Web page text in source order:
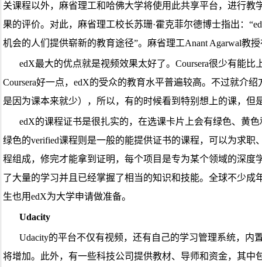
关课程以外，麻省理工和哈佛大学将使用此共享平台，进行
果的评价。对此，麻省理工校长苏珊·霍克菲尔德博士指出：
机会的人们提供崭新的教育途径”。麻省理工Anant Agarwal教
edX最大的优点就是视频效果太好了。Coursera很少有能
Coursera好一点，edX的受众的教育水平普遍较高。不过就介
是因为课本来就少），所以，有的时候看到特别想上的课，但
edX的课程证书是很扎实的，在选课卡片上会有绿色、黄
绿色的verified课程则是一般的能提供证书的课程，可以为求
程组成，修完才能拿到证明，每个项目是专为某个领域的深
了大量的学习并且已经掌握了相当的知识和技能。全球不少
生也用edX为大学申请做准备。
Udacity
Udacity的平台不仅有视频，还有自己的学习管理系统，
将增加。此外，有一些科技公司提供教材、导师和资金，其中